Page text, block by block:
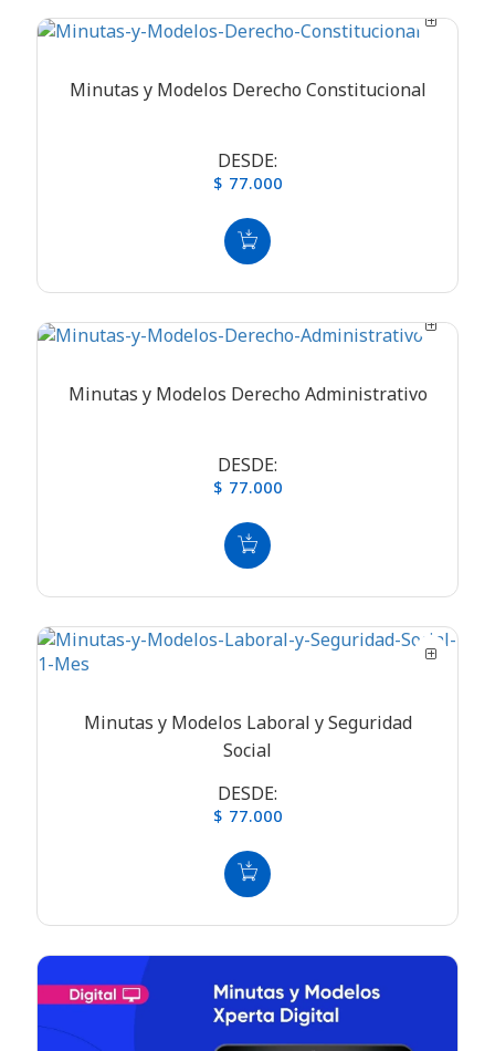
Minutas y Modelos Derecho Constitucional
DESDE:
$ 77.000
Minutas y Modelos Derecho Administrativo
DESDE:
$ 77.000
Minutas y Modelos Laboral y Seguridad
Social
DESDE:
$ 77.000